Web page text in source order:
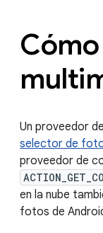
Un proveedor
selector de
proveedor de
en la nube
fotos de